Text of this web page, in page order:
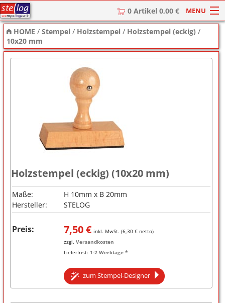
0 Artikel 0,00 € MENU
HOME
Stempel
Stempel-Textplatten
HOME /Stempel / Holzstempel / Holzstempel (eckig) /
10x20 mm
Holzstempel (eckig) (10x20 mm)
Maße:
H 10mm x B 20mm
Hersteller:
STELOG
Preis: 7,50€ inkl. MwSt. (6,30€ netto)
zzgl. Versandkosten
Lieferfrist: 1-2 Werktage *
zum Stempel-Designer